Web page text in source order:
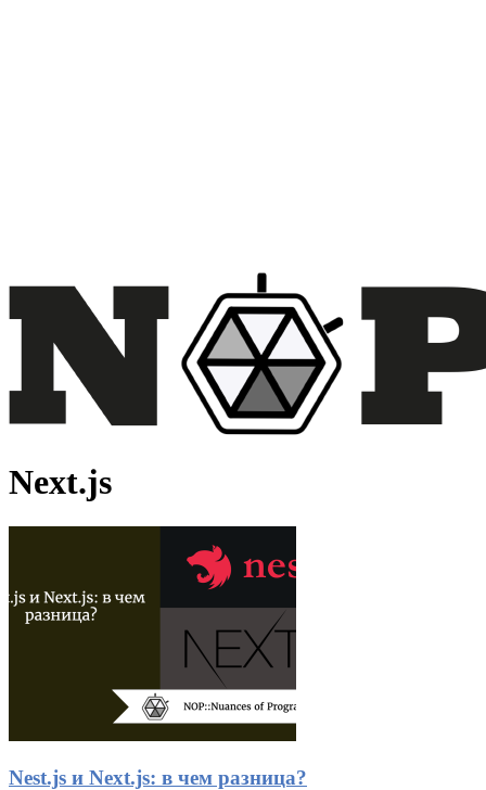
Next.js
Nest.js и Next.js: в чем разница?